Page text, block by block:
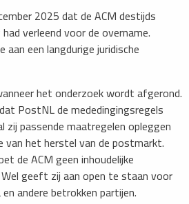
2025 dat de ACM destijds
verleend voor de overname.
aan een langdurige juridische
het onderzoek wordt afgerond.
PostNL de mededingingsregels
passende maatregelen opleggen
van het herstel van de postmarkt.
de ACM geen inhoudelijke
geeft zij aan open te staan voor
andere betrokken partijen.